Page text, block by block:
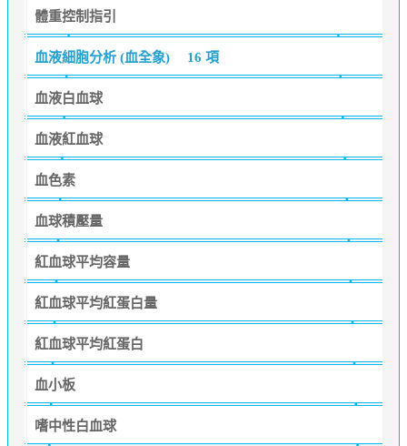
體重控制指引
血液細胞分析 (血全象) 16 項
血液白血球
血液紅血球
血色素
血球積壓量
紅血球平均容量
紅血球平均紅蛋白量
紅血球平均紅蛋白
血小板
嗜中性白血球